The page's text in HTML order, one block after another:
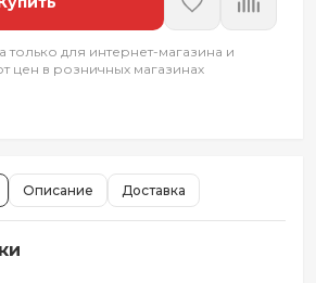
только для интернет-магазина и
цен в розничных магазинах
Описание Доставка